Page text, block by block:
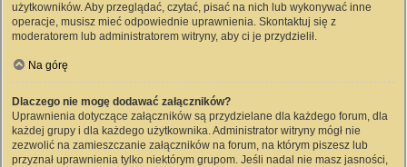
użytkowników. Aby przeglądać, czytać, pisać na nich lub wykonywać inne
operacje, musisz mieć odpowiednie uprawnienia. Skontaktuj się z
moderatorem lub administratorem witryny, aby ci je przydzielił.
Na górę
Dlaczego nie mogę dodawać załączników?
Uprawnienia dotyczące załączników są przydzielane dla każdego forum, dla
każdej grupy i dla każdego użytkownika. Administrator witryny mógł nie
zezwolić na zamieszczanie załączników na forum, na którym piszesz lub
przyznał uprawnienia tylko niektórym grupom. Jeśli nadal nie masz jasności,